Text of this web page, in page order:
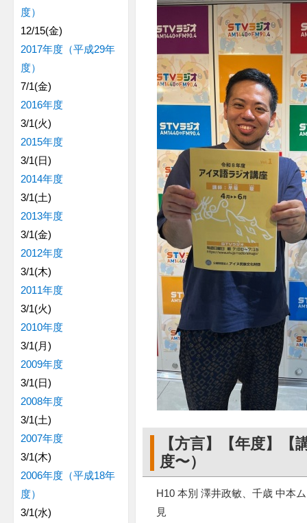
【方言】【年度】【
度〜）
H10 本別 澤井政敏、千歳 中本
見
度）
12/15(金)
2017年度（平成29年
度）
7/1(金)
2016年度
3/1(火)
2015年度
3/1(日)
2014年度
3/1(土)
2013年度
3/1(金)
2012年度
3/1(木)
2011年度
3/1(火)
2010年度
3/1(月)
2009年度
3/1(日)
2008年度
3/1(土)
2007年度
3/1(木)
2006年度（平成18年
度）
3/1(水)